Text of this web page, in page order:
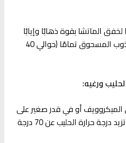
الماتشا بقوة ذهابًا وإيابًا
على شكل حرف W حتى يذوب المسحوق تمامًا (حوالي 40
ورغيه:
أو في قدر صغير على
الموقد، ومن الأفضل ألا تزيد درجة حرارة الحليب عن 70 درجة